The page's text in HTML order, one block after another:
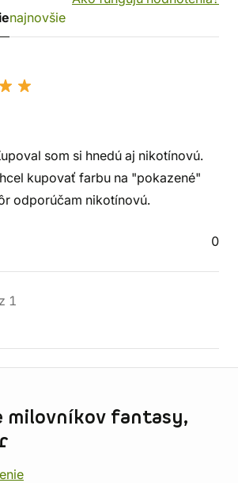
najnovšie
som si hnedú aj nikotínovú.
kupovať farbu na "pokazené"
odporúčam nikotínovú.
0
z 1
milovníkov fantasy,